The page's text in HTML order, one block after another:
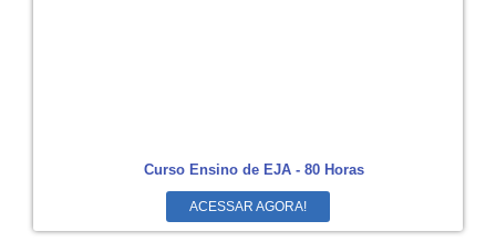
Curso Ensino de EJA - 80 Horas
ACESSAR AGORA!